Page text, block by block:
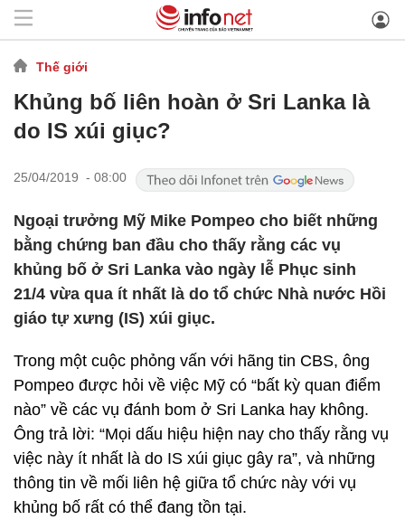
Thế giới
Khủng bố liên hoàn ở Sri Lanka là
do IS xúi giục?
25/04/2019 - 08:00
Ngoại trưởng Mỹ Mike Pompeo cho biết những
bằng chứng ban đầu cho thấy rằng các vụ
khủng bố ở Sri Lanka vào ngày lễ Phục sinh
21/4 vừa qua ít nhất là do tổ chức Nhà nước Hồi
giáo tự xưng (IS) xúi giục.
Trong một cuộc phỏng vấn với hãng tin CBS, ông
Pompeo được hỏi về việc Mỹ có “bất kỳ quan điểm
nào” về các vụ đánh bom ở Sri Lanka hay không.
Ông trả lời: “Mọi dấu hiệu hiện nay cho thấy rằng vụ
việc này ít nhất là do IS xúi giục gây ra”, và những
thông tin về mối liên hệ giữa tổ chức này với vụ
khủng bố rất có thể đang tồn tại.